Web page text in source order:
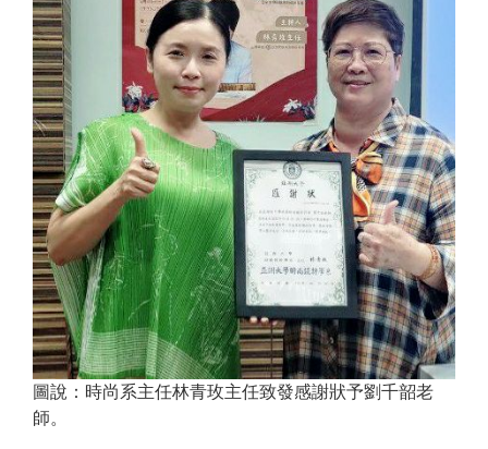
圖說：時尚系主任林青玫主任致發感謝狀予劉千韶老
師。